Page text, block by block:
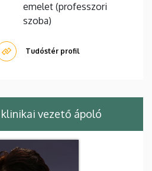
emelet (professzori
szoba)
Tudóstér profil
klinikai vezető ápoló